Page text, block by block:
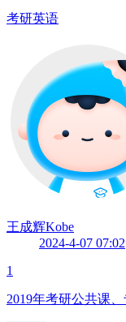
考研英语
王成辉Kobe
2024-4-07 07:02
1
2019年考研公共课